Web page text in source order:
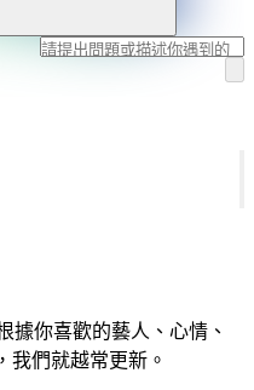
據你喜歡的藝人、心情、
我們就越常更新。